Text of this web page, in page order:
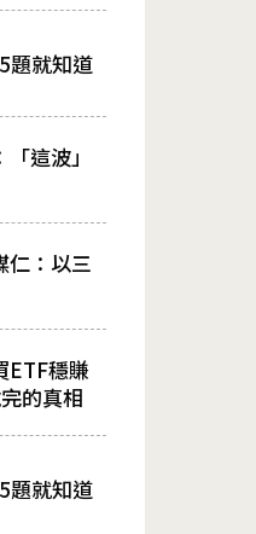
題就知道
這波」
仁：以三
ETF穩賺
的真相
題就知道